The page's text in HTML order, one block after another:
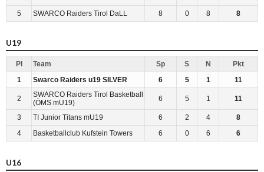
5
SWARCO Raiders Tirol DaLL 8 0 8 8
U19
Pl Team Sp S N
Pkt
1
Swarco Raiders u19 SILVER 6 5 1 11
2
SWARCO Raiders Tirol Basketball
(ÖMS mU19)
6 5 1 11
3 TI Junior Titans mU19 6 2 4
8
4
Basketballclub Kufstein Towers 6 0 6 6
U16